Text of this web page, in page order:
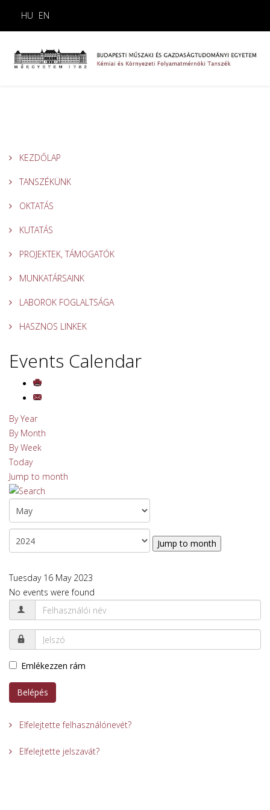
HU EN
KEZDŐLAP
TANSZÉKÜNK
OKTATÁS
KUTATÁS
PROJEKTEK, TÁMOGATÓK
MUNKATÁRSAINK
LABOROK FOGLALTSÁGA
HASZNOS LINKEK
Events Calendar
By Year
By Month
By Week
Today
Jump to month
Jump to month
Tuesday 16 May 2023
No events were found
Emlékezzen rám
Belépés
Elfelejtette felhasználónevét?
Elfelejtette jelszavát?